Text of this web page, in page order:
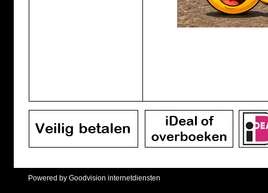
Powered by Goodvision internetdiensten